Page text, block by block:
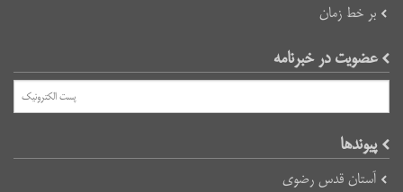
بر خط زمان
عضویت در خبرنامه
پیوند‌ها
آستان قدس رضوی